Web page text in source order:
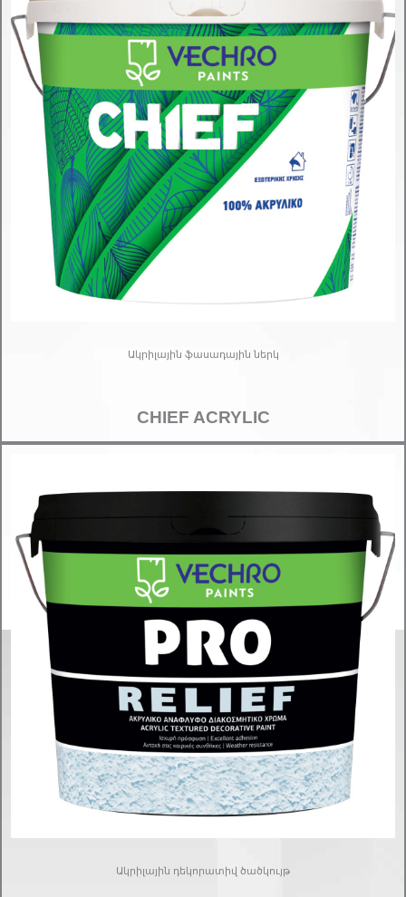
Ակրիլային ֆասադային ներկ
CHIEF ACRYLIC
Ակրիլային դեկորատիվ ծածկույթ